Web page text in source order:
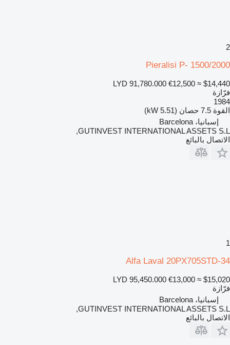
2
Pieralisi P- 1500/2000
LYD 91,780.000 €12,500 ≈ $14,440
فرّازة
1984
القوة 7.5 حصان (5.51 kW)
إسبانيا، Barcelona
GUTINVEST INTERNATIONAL ASSETS S.L,
الاتصال بالبائع
1
Alfa Laval 20PX705STD-34
LYD 95,450.000 €13,000 ≈ $15,020
فرّازة
إسبانيا، Barcelona
GUTINVEST INTERNATIONAL ASSETS S.L,
الاتصال بالبائع